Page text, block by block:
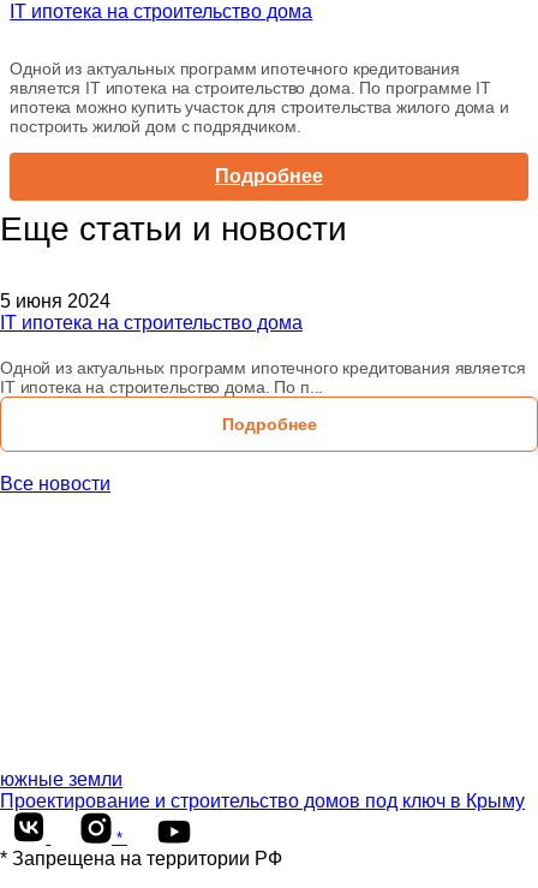
IT ипотека на строительство дома
Одной из актуальных программ ипотечного кредитования
является IT ипотека на строительство дома. По программе IT
ипотека можно купить участок для строительства жилого дома и
построить жилой дом с подрядчиком.
Подробнее
Еще статьи и новости
5 июня 2024
IT ипотека на строительство дома
Одной из актуальных программ ипотечного кредитования является
IT ипотека на строительство дома. По п...
Подробнее
Все новости
южные земли
Проектирование и строительство домов под ключ в Крыму
*
* Запрещена на территории РФ